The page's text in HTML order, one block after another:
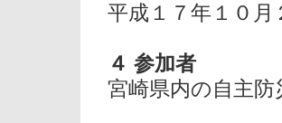
平成１７年１０
４ 参加者
宮崎県内の⾃主